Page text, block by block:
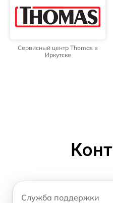
Сервисный центр Thomas в
Иркутске
Служба поддержки